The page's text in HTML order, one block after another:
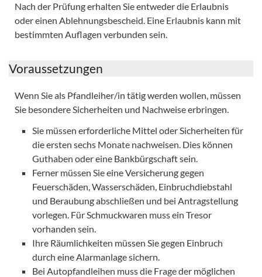
Nach der Prüfung erhalten Sie entweder die Erlaubnis
oder einen Ablehnungsbescheid. Eine Erlaubnis kann mit
bestimmten Auflagen verbunden sein.
Voraussetzungen
Wenn Sie als Pfandleiher/in tätig werden wollen, müssen
Sie besondere Sicherheiten und Nachweise erbringen.
Sie müssen erforderliche Mittel oder Sicherheiten für
die ersten sechs Monate nachweisen. Dies können
Guthaben oder eine Bankbürgschaft sein.
Ferner müssen Sie eine Versicherung gegen
Feuerschäden, Wasserschäden, Einbruchdiebstahl
und Beraubung abschließen und bei Antragstellung
vorlegen. Für Schmuckwaren muss ein Tresor
vorhanden sein.
Ihre Räumlichkeiten müssen Sie gegen Einbruch
durch eine Alarmanlage sichern.
Bei Autopfandleihen muss die Frage der möglichen